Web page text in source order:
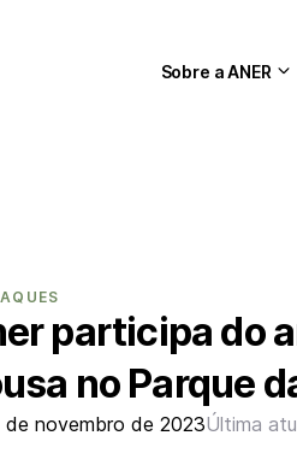
Sobre a ANER
participa do
no Parque
de novembro de 2023Última